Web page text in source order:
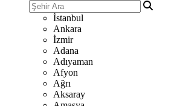
İstanbul
Ankara
İzmir
Adana
Adıyaman
Afyon
Ağrı
Aksaray